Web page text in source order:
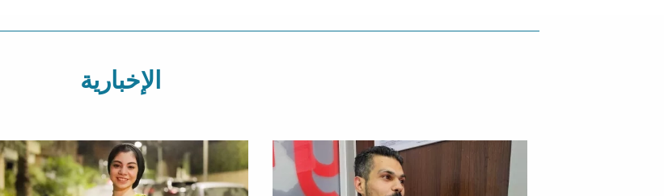
الإخبارية